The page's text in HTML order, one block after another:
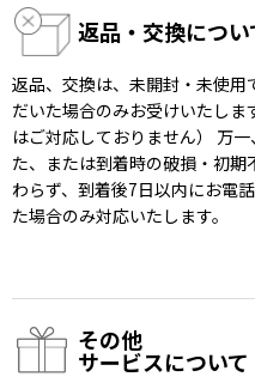
返品・交換につい
返品、交換は、未開封・未使
だいた場合のみお受けいたしま
はご対応しておりません） 万
た、または到着時の破損・初
わらず、到着後7日以内にお電
た場合のみ対応いたします。
その他
サービスについて